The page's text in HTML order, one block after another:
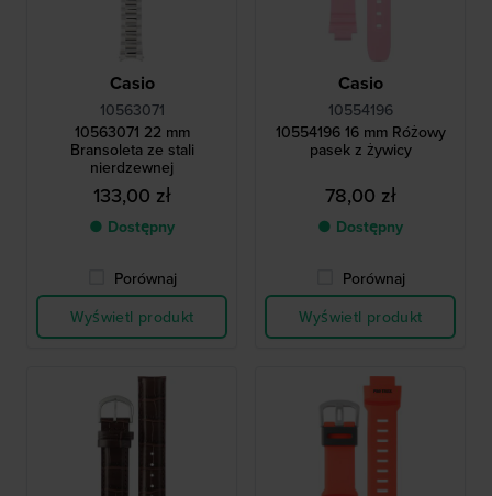
Casio
10563071
10563071 22 mm
Bransoleta ze stali
nierdzewnej
133,00 zł
● Dostępny
Porównaj
Wyświetl produkt
Casio
10554196
10554196 16 mm Różowy
pasek z żywicy
78,00 zł
● Dostępny
Porównaj
Wyświetl produkt